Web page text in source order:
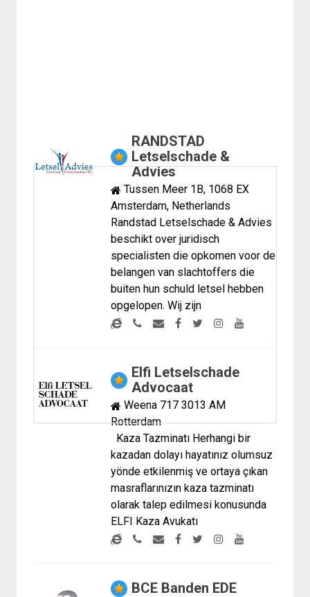
RANDSTAD
Letselschade &
Advies
Tussen Meer 1B, 1068 EX
Amsterdam, Netherlands
Randstad Letselschade & Advies
beschikt over juridisch
specialisten die opkomen voor de
belangen van slachtoffers die
buiten hun schuld letsel hebben
opgelopen. Wij zijn
Elfi Letselschade
Advocaat
Weena 717 3013 AM
Rotterdam
Kaza Tazminatı Herhangi bir
kazadan dolayı hayatınız olumsuz
yönde etkilenmiş ve ortaya çıkan
masraflarınızın kaza tazminatı
olarak talep edilmesi konusunda
ELFI Kaza Avukatı
BCE Banden EDE